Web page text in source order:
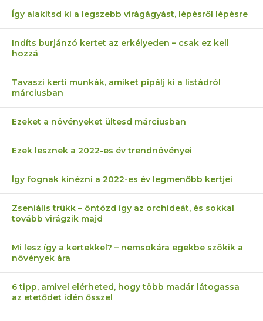
Így alakítsd ki a legszebb virágágyást, lépésről lépésre
Indíts burjánzó kertet az erkélyeden – csak ez kell
hozzá
Tavaszi kerti munkák, amiket pipálj ki a listádról
márciusban
Ezeket a növényeket ültesd márciusban
Ezek lesznek a 2022-es év trendnövényei
Így fognak kinézni a 2022-es év legmenőbb kertjei
Zseniális trükk – öntözd így az orchideát, és sokkal
tovább virágzik majd
Mi lesz így a kertekkel? – nemsokára egekbe szökik a
növények ára
6 tipp, amivel elérheted, hogy több madár látogassa
az etetődet idén ősszel